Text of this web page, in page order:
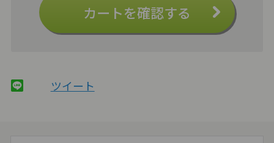
カートを確認する
ツイート